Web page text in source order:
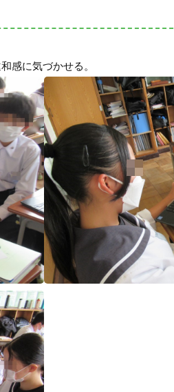
感に気づかせる。